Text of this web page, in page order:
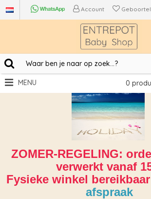
Account
0
MENU
ZOMER-REGELING:
verwerkt vanaf
Fysieke winkel
afspraak